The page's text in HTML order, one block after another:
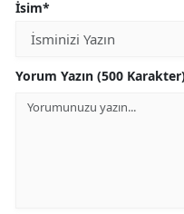
İsim*
Yorum Yazın (500